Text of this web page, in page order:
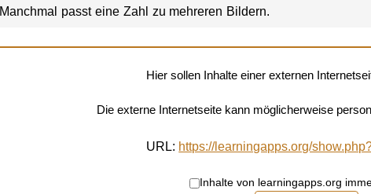
Manchmal passt eine Zahl zu mehreren Bildern.
Hier sollen Inhalte einer externen
Die externe Internetseite kann möglicherweise
URL: https://learningapps.org/
Inhalte von learningapps.org